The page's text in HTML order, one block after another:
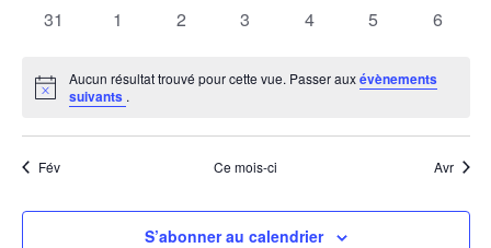
0
31
0
1
0
2
0
3
0
4
0
5
0
6
Notice
Aucun résultat trouvé pour cette vue. Passer auxévènements
suivants .
Fév Ce mois-ci Avr
S’abonner au calendrier